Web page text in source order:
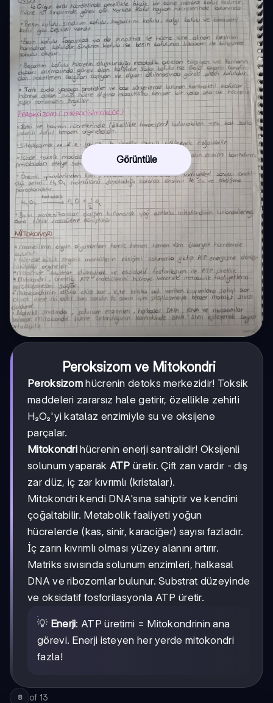
Görüntüle
Peroksizom ve Mitokondri
Peroksizom hücrenin detoks merkezidir! Toksik
maddeleri zararsız hale getirir, özellikle zehirli
H₂O₂'yi katalaz enzimiyle su ve oksijene
parçalar.
Mitokondri hücrenin enerji santralidir! Oksijenli
solunum yaparak ATP üretir. Çift zarı vardır - dış
zar düz, iç zar kıvrımlı (kristalar).
Mitokondri kendi DNA'sına sahiptir ve kendini
çoğaltabilir. Metabolik faaliyeti yoğun
hücrelerde (kas, sinir, karaciğer) sayısı fazladır.
İç zarın kıvrımlı olması yüzey alanını artırır.
Matriks sıvısında solunum enzimleri, halkasal
DNA ve ribozomlar bulunur. Substrat düzeyinde
ve oksidatif fosforilasyonla ATP üretir.
💡 Enerji: ATP üretimi = Mitokondrinin ana
görevi. Enerji isteyen her yerde mitokondri
fazla!
8 of 13